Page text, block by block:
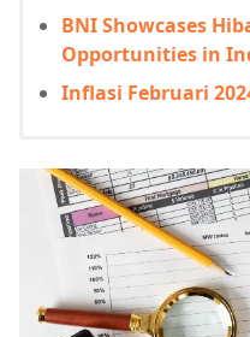
BNI Showcases
Opportunities in
Inflasi Februari